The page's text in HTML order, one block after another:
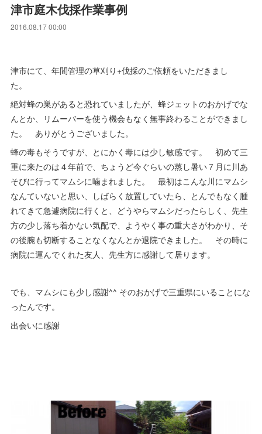
津市庭木伐採作業事例
2016.08.17 00:00
津市にて、年間管理の草刈り+伐採のご依頼をいただきまし
た。
絶対蜂の巣があると恐れていましたが、蜂ジェットのおかげでな
んとか、リムーバーを使う機会もなく無事終わることができまし
た。 ありがとうございました。
蜂の毒もそうですが、とにかく毒には少し敏感です。 初めて三
重に来たのは４年前で、ちょうど今ぐらいの蒸し暑い７月に川あ
そびに行ってマムシに噛まれました。 最初はこんな川にマムシ
なんていないと思い、しばらく放置していたら、とんでもなく腫
れてきて急遽病院に行くと、どうやらマムシだったらしく、先生
方の少し落ち着かない気配で、ようやく事の重大さがわかり、そ
の後腕も切断することなくなんとか退院できました。 その時に
病院に運んでくれた友人、先生方に感謝して居ります。
でも、マムシにも少し感謝^^ そのおかげで三重県にいることにな
ったんです。
出会いに感謝